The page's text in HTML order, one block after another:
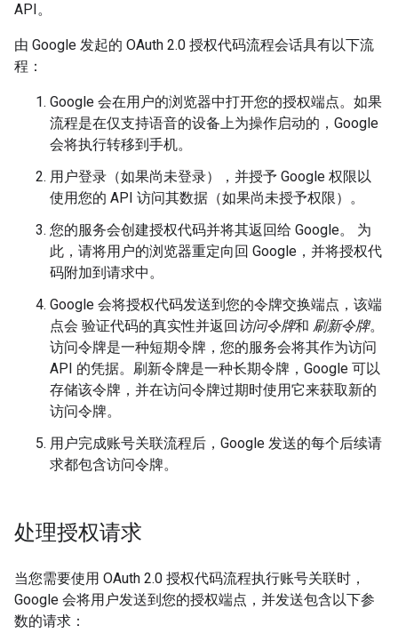
API。
由 Google 发起的 OAuth 2.0 授权代码流程会话具有以下流
程：
Google 会在用户的浏览器中打开您的授权端点。如果
流程是在仅支持语音的设备上为操作启动的，Google
会将执行转移到手机。
用户登录（如果尚未登录），并授予 Google 权限以
使用您的 API 访问其数据（如果尚未授予权限）。
您的服务会创建授权代码并将其返回给 Google。 为
此，请将用户的浏览器重定向回 Google，并将授权代
码附加到请求中。
Google 会将授权代码发送到您的令牌交换端点，该端
点会 验证代码的真实性并返回 访问令牌和 刷新令牌。
访问令牌是一种短期令牌，您的服务会将其作为访问
API 的凭据。刷新令牌是一种长期令牌，Google 可以
存储该令牌，并在访问令牌过期时使用它来获取新的
访问令牌。
用户完成账号关联流程后，Google 发送的每个后续请
求都包含访问令牌。
处理授权请求
当您需要使用 OAuth 2.0 授权代码流程执行账号关联时，
Google 会将用户发送到您的授权端点，并发送包含以下参
数的请求：